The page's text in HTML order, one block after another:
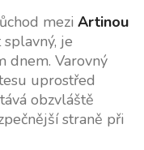
mezi Artinou
je
dnem. Varovný
uprostřed
obzvláště
straně při